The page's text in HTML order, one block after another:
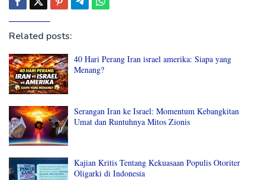
Related posts:
40 Hari Perang Iran israel amerika: Siapa yang
Menang?
Serangan Iran ke Israel: Momentum Kebangkitan
Umat dan Runtuhnya Mitos Zionis
Kajian Kritis Tentang Kekuasaan Populis Otoriter
Oligarki di Indonesia